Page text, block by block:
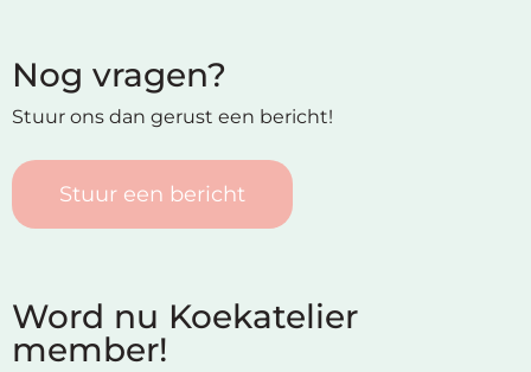
Nog vragen?
Stuur ons dan gerust een bericht!
Stuur een bericht
Word nu Koekatelier
member!